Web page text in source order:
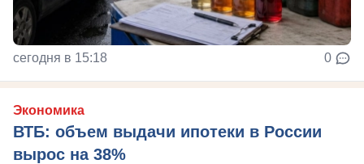
сегодня в 15:18 0
Экономика
ВТБ: объем выдачи ипотеки в России
вырос на 38%